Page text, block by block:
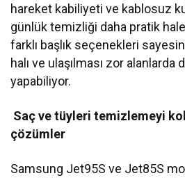
hareket kabiliyeti ve kablosuz
günlük temizliği daha pratik
farklı başlık seçenekleri
halı ve ulaşılması zor
yapabiliyor.
Saç ve tüyleri temizlemeyi
çözümler
Samsung Jet95S ve Jet85S